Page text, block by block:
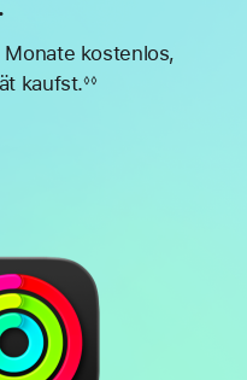
kostenlos,
kaufst.◊◊